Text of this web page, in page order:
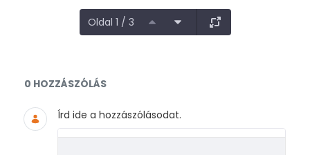
Oldal 1 / 3
Dokumentumok és médiafájlok
0 HOZZÁSZÓLÁS
Írd ide a hozzászólásodat.